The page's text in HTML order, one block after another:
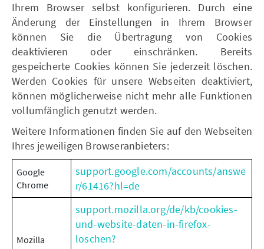
Ihrem Browser selbst konfigurieren. Durch eine
Änderung der Einstellungen in Ihrem Browser
können Sie die Übertragung von Cookies
deaktivieren oder einschränken. Bereits
gespeicherte Cookies können Sie jederzeit löschen.
Werden Cookies für unsere Webseiten deaktiviert,
können möglicherweise nicht mehr alle Funktionen
vollumfänglich genutzt werden.
Weitere Informationen finden Sie auf den Webseiten
Ihres jeweiligen Browseranbieters:
Google
Chrome
support.google.com/accounts/answe
r/61416?hl=de
Mozilla
support.mozilla.org/de/kb/cookies-
und-website-daten-in-firefox-
loschen?